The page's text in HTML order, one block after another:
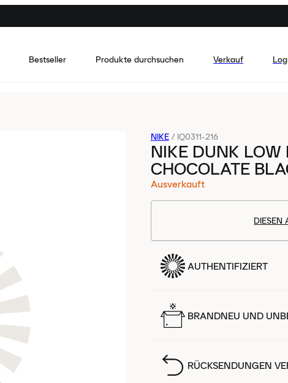
Bestseller Produkte durchsuchen Verkauf
NIKE / IQ0311-216
NIKE DUNK LOW
CHOCOLATE
Ausverkauft
DIESEN
AUTHENTIFIZIERT
BRANDNEU UND
RÜCKSENDUNGEN